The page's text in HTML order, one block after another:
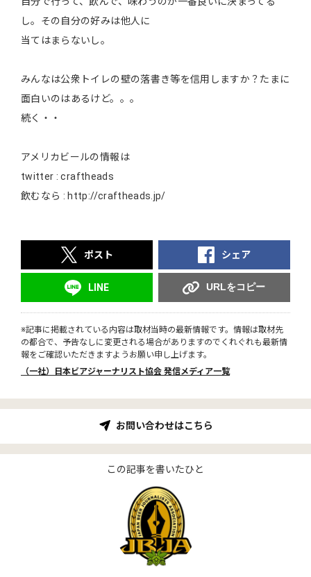
し。その自分の好みは他人に
当てはまらないし。
みんなは公衆トイレの壁の落書き等を信用しますか？たまに
面白いのはあるけど。。。
続く・・
アメリカビールの情報は
twitter : craftheads
飲むなら : http://craftheads.jp/
ポスト シェア
LINE URLをコピー
※記事に掲載されている内容は取材当時の最新情報です。情報は取材先
の都合で、予告なしに変更される場合がありますのでくれぐれも最新情
報をご確認いただきますようお願い申し上げます。
（一社）日本ビアジャーナリスト協会 発信メディア一覧
お問い合わせはこちら
この記事を書いたひと